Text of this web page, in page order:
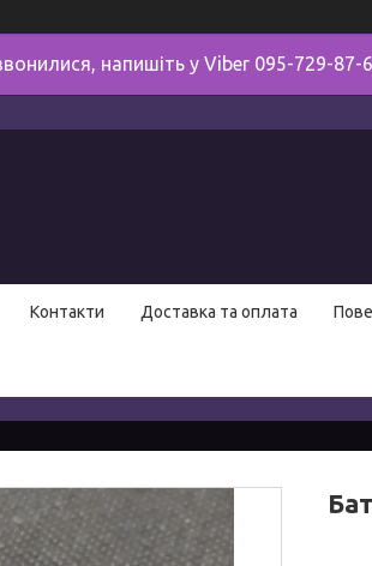
напишіть у Viber 095-729-87-
Контакти Доставка та оплата